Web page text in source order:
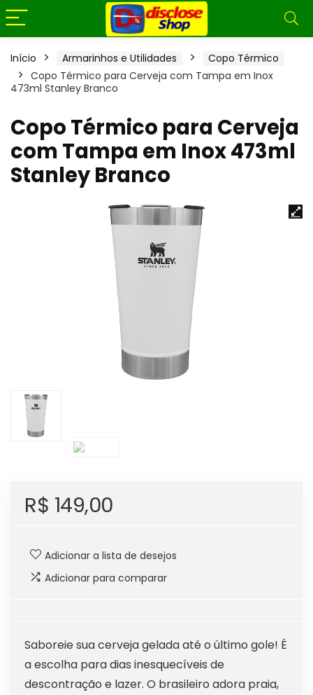
Início Armarinhos e Utilidades
Copo Térmico
Copo Térmico para Cerveja com Tampa em Inox
473ml Stanley Branco
Copo Térmico para Cerveja
com Tampa em Inox 473ml
Stanley Branco
R$ 149,00
Adicionar a lista de desejos
Adicionar para comparar
Saboreie sua cerveja gelada até o último gole! É
a escolha para dias inesquecíveis de
descontração e lazer. O brasileiro adora praia,